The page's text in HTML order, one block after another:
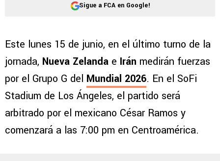
Sigue a FCA en Google!
Este lunes 15 de junio, en el último turno de la
jornada, Nueva Zelanda e Irán medirán fuerzas
por el Grupo G del Mundial 2026. En el SoFi
Stadium de Los Ángeles, el partido será
arbitrado por el mexicano César Ramos y
comenzará a las 7:00 pm en Centroamérica.